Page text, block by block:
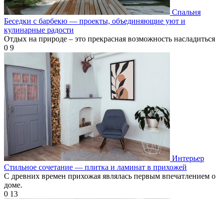
Спальня
Беседки с барбекю — проекты, объединяющие уют и
кулинарные радости
Отдых на природе – это прекрасная возможность насладиться
0 9
Интерьер
Стильное сочетание — плитка и ламинат в прихожей
С древних времен прихожая являлась первым впечатлением о
доме.
0 13